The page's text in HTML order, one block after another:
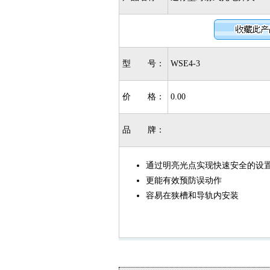
型 号： WSE4-3
价 格： 0.00
品 牌：
通过明亮光点实现快速安全的设
更能有效预防误动作
容易在狭槽和导轨内安装